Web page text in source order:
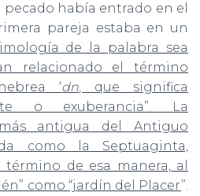
pecado había entrado en el
pareja estaba en un
de la palabra sea
relacionado el término
‘dn, que significa
o exuberancia”.
La
antigua del Antiguo
como la Septuaginta,
de esa manera, al
como “jardín del Placer”.